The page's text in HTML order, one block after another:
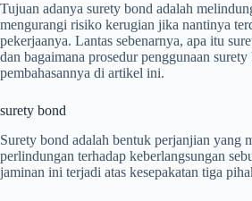
Tujuan adanya surety bond adalah
mengurangi risiko kerugian jika nantinya
pekerjaanya. Lantas sebenarnya, apa itu
dan bagaimana prosedur penggunaan
pembahasannya di artikel ini.
surety bond
Surety bond adalah bentuk perjanjian yang
perlindungan terhadap keberlangsungan
jaminan ini terjadi atas kesepakatan tiga